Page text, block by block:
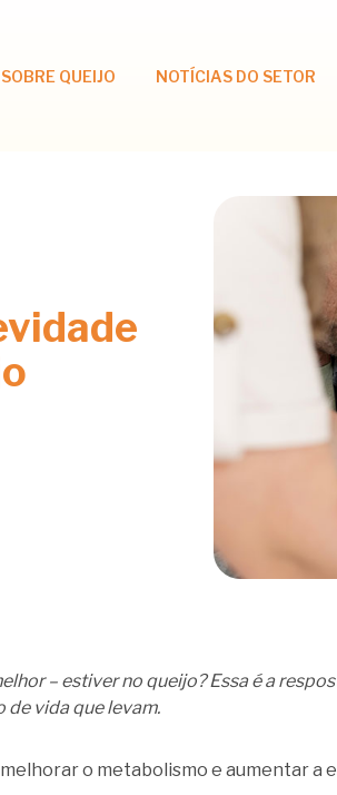
QUEIJO NOTÍCIAS DO SETOR
– estiver no queijo? Essa é a
de vida que levam.
o metabolismo e aumentar a